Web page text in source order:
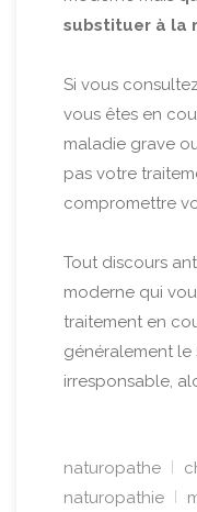
substituer à la
Si vous
vous êtes en
maladie grave
pas votre
compromettre
Tout discours
moderne qui
traitement en
généralement le
irresponsable,
naturopathe
naturopathie